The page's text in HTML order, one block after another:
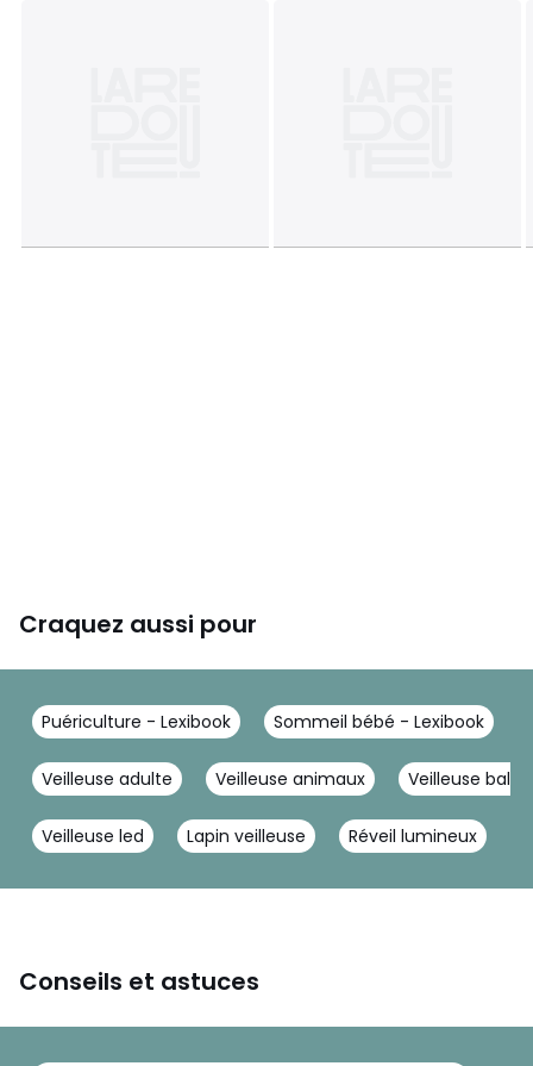
Craquez aussi pour
Puériculture - Lexibook Sommeil bébé - Lexibook
Veilleuse adulte Veilleuse animaux Veilleuse
Veilleuse led Lapin veilleuse Réveil lumineux
Conseils et astuces